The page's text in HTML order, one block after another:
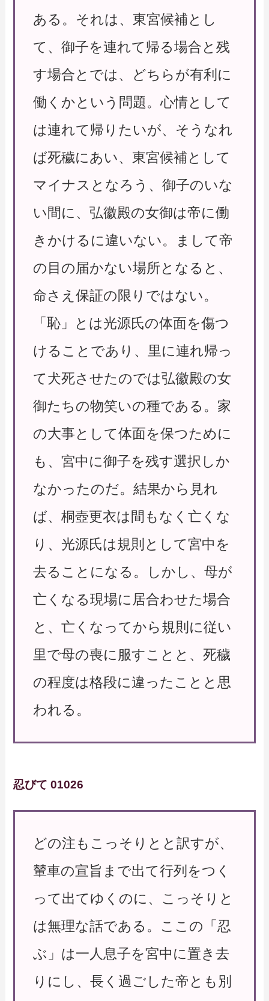
ある。それは、東宮候補とし
て、御子を連れて帰る場合と残
す場合とでは、どちらが有利に
働くかという問題。心情として
は連れて帰りたいが、そうなれ
ば死穢にあい、東宮候補として
マイナスとなろう、御子のいな
い間に、弘徽殿の女御は帝に働
きかけるに違いない。まして帝
の目の届かない場所となると、
命さえ保証の限りではない。
「恥」とは光源氏の体面を傷つ
けることであり、里に連れ帰っ
て犬死させたのでは弘徽殿の女
御たちの物笑いの種である。家
の大事として体面を保つために
も、宮中に御子を残す選択しか
なかったのだ。結果から見れ
ば、桐壺更衣は間もなく亡くな
り、光源氏は規則として宮中を
去ることになる。しかし、母が
亡くなる現場に居合わせた場合
と、亡くなってから規則に従い
里で母の喪に服すことと、死穢
の程度は格段に違ったことと思
われる。
忍びて 01026
どの注もこっそりとと訳すが、
輦車の宣旨まで出て行列をつく
って出てゆくのに、こっそりと
は無理な話である。ここの「忍
ぶ」は一人息子を宮中に置き去
りにし、長く過ごした帝とも別